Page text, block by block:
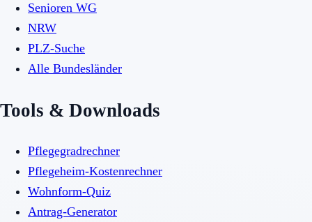
Senioren WG
NRW
PLZ-Suche
Alle Bundesländer
Tools & Downloads
Pflegegradrechner
Pflegeheim-Kostenrechner
Wohnform-Quiz
Antrag-Generator